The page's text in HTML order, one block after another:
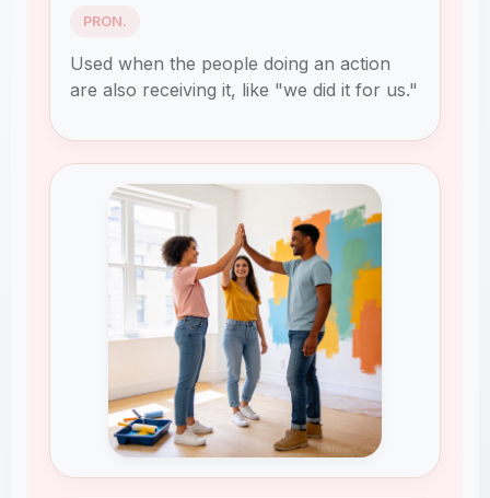
PRON.
Used when the people doing an action
are also receiving it, like "we did it for us."